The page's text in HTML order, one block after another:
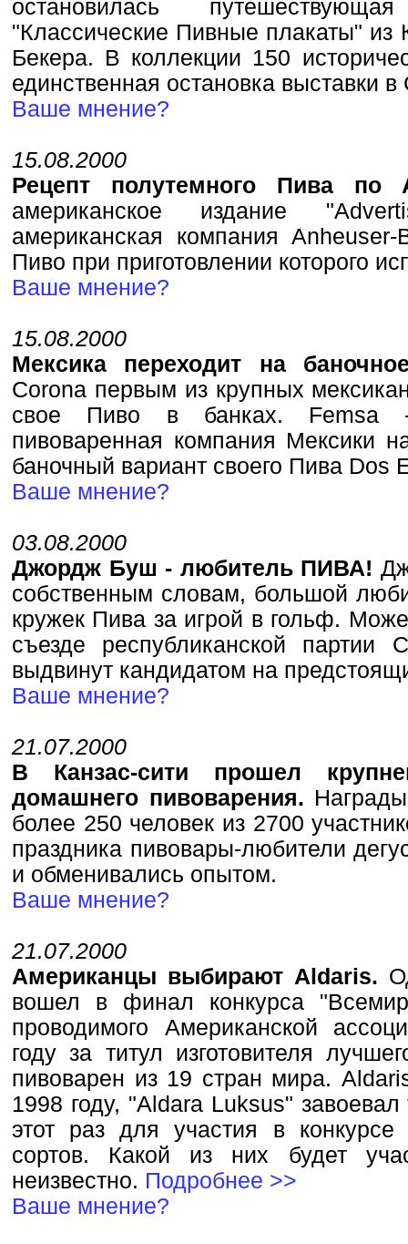
остановилась
"Классические Пивные плакаты" из
Бекера. В коллекции 150
единственная остановка выставки
Ваше мнение?
15.08.2000
Рецепт полутемного Пива по
американское издание
американская компания
Пиво при приготовлении которого
Ваше мнение?
15.08.2000
Мексика переходит на
Corona первым из крупных
свое Пиво в банках. Femsa
пивоваренная компания Мексики
баночный вариант своего Пива Dos
Ваше мнение?
03.08.2000
Джордж Буш - любитель ПИВА!
собственным словам, большой
кружек Пива за игрой в гольф.
съезде республиканской
выдвинут кандидатом на
Ваше мнение?
21.07.2000
В Канзас-сити прошел
домашнего пивоварения.
более 250 человек из 2700
праздника пивовары-любители
и обменивались опытом.
Ваше мнение?
21.07.2000
Американцы выбирают Aldaris.
вошел в финал конкурса
проводимого Американской
году за титул изготовителя
пивоварен из 19 стран мира.
1998 году, "Aldara Luksus"
этот раз для участия в конкурсе
сортов. Какой из них будет
неизвестно. Подробнее >>
Ваше мнение?